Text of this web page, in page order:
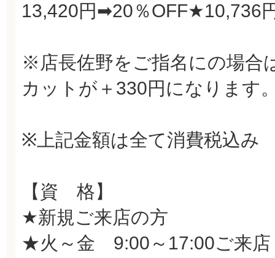
13,420円➡20％OFF★10,736
※店長佐野をご指名にの場合
カットが＋330円になります
※上記金額は全て消費税込み
【資 格】
★新規ご来店の方
★火～金 9:00～17:00ご来店